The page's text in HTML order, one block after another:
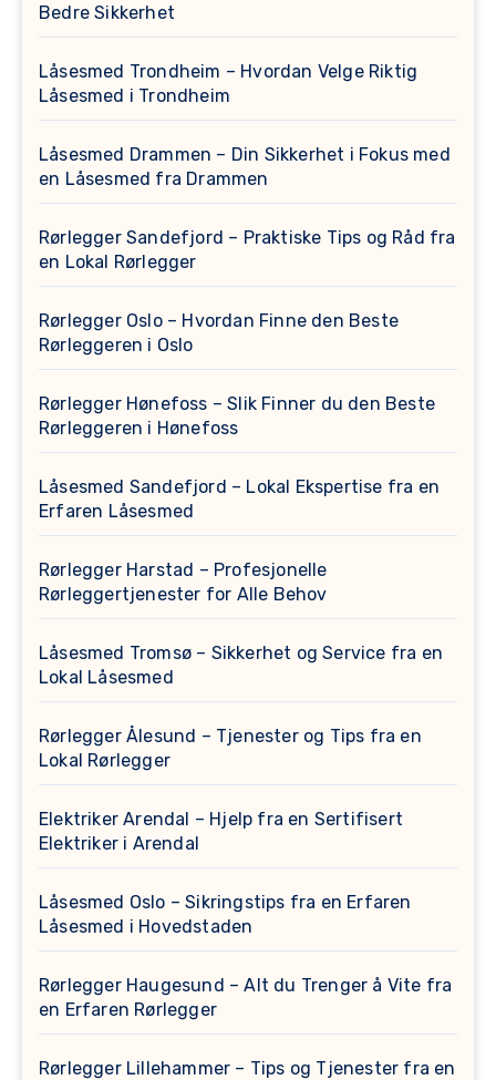
Bedre Sikkerhet
Låsesmed Trondheim – Hvordan Velge Riktig
Låsesmed i Trondheim
Låsesmed Drammen – Din Sikkerhet i Fokus med
en Låsesmed fra Drammen
Rørlegger Sandefjord – Praktiske Tips og Råd fra
en Lokal Rørlegger
Rørlegger Oslo – Hvordan Finne den Beste
Rørleggeren i Oslo
Rørlegger Hønefoss – Slik Finner du den Beste
Rørleggeren i Hønefoss
Låsesmed Sandefjord – Lokal Ekspertise fra en
Erfaren Låsesmed
Rørlegger Harstad – Profesjonelle
Rørleggertjenester for Alle Behov
Låsesmed Tromsø – Sikkerhet og Service fra en
Lokal Låsesmed
Rørlegger Ålesund – Tjenester og Tips fra en
Lokal Rørlegger
Elektriker Arendal – Hjelp fra en Sertifisert
Elektriker i Arendal
Låsesmed Oslo – Sikringstips fra en Erfaren
Låsesmed i Hovedstaden
Rørlegger Haugesund – Alt du Trenger å Vite fra
en Erfaren Rørlegger
Rørlegger Lillehammer – Tips og Tjenester fra en